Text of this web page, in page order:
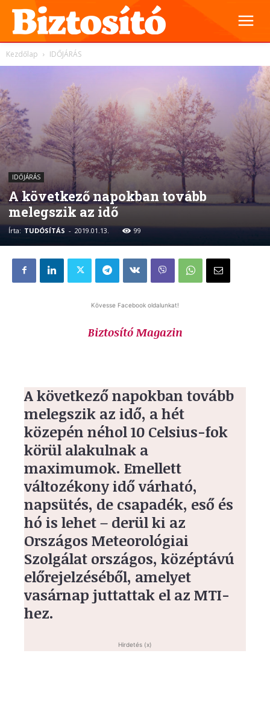
Kezdőlap IDŐJÁRÁS
IDŐJÁRÁS
A következő napokban tovább
melegszik az idő
Írta: TUDÓSÍTÁS - 2019.01.13. 99
Kövesse Facebook oldalunkat!
Biztosító Magazin
A következő napokban tovább
melegszik az idő, a hét
közepén néhol 10 Celsius-fok
körül alakulnak a
maximumok. Emellett
változékony idő várható,
napsütés, de csapadék, eső és
hó is lehet – derül ki az
Országos Meteorológiai
Szolgálat országos, középtávú
előrejelzéséből, amelyet
vasárnap juttattak el az MTI-
hez.
Hirdetés (x)